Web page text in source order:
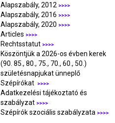
Alapszabály, 2012 >>>>
Alapszabály, 2016 >>>>
Alapszabály, 2020 >>>>
Articles >>>>
Rechtsstatut >>>>
Köszöntjük a 2026-os évben kerek
(90. 85., 80., 75., 70., 60., 50.)
születésnapjukat ünneplő
Szépírókat
>>>>
Adatkezelési tájékoztató és
szabályzat >>>>
Szépírók szociális szabályzata >>>>